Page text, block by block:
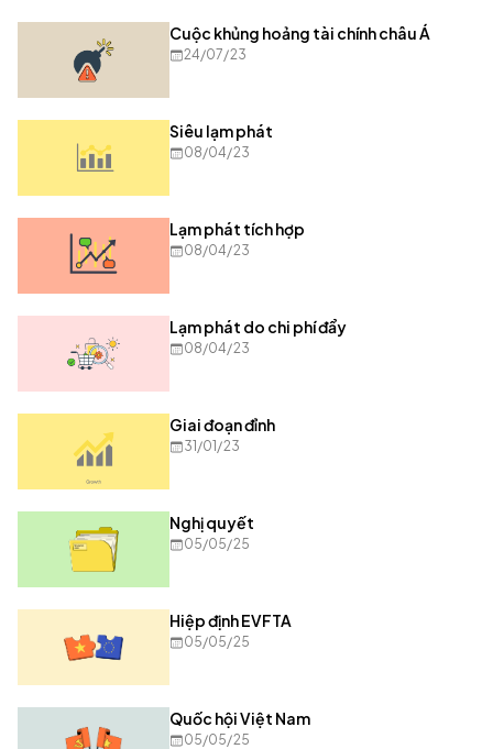
Cuộc khủng hoảng tài chính châu Á
24/07/23
Siêu lạm phát
08/04/23
Lạm phát tích hợp
08/04/23
Lạm phát do chi phí đẩy
08/04/23
Giai đoạn đỉnh
31/01/23
Nghị quyết
05/05/25
Hiệp định EVFTA
05/05/25
Quốc hội Việt Nam
05/05/25